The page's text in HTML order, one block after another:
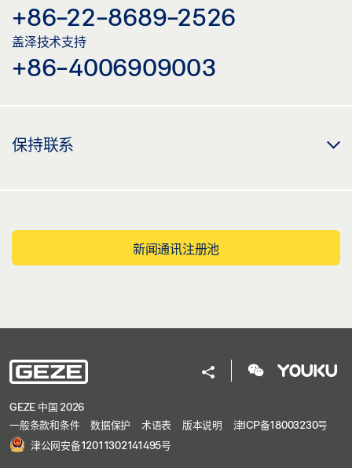
+86-22-8689-2526
盖泽技术支持
+86-4006909003
保持联系
新闻通讯注册池
GEZE 中国 2026
一般条款和条件
数据保护 术语表 版本说明
津ICP备18003230号
津公网安备12011302141495号